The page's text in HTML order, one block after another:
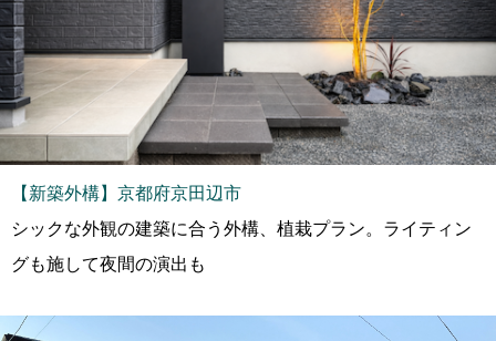
【新築外構】京都府京田辺市
シックな外観の建築に合う外構、植栽プラン。ライティン
グも施して夜間の演出も